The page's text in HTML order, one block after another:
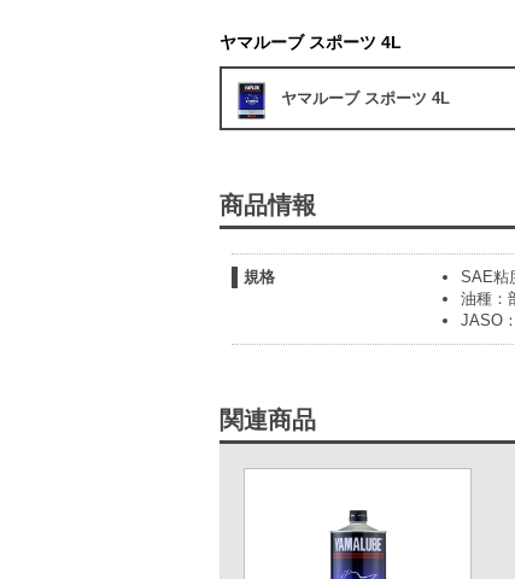
ヤマルーブ スポーツ 4L
ヤマルーブ スポーツ 4L
商品情報
規格
SAE粘
油種：
JASO
関連商品